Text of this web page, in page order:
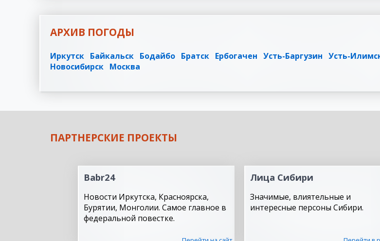
АРХИВ ПОГОДЫ
Иркутск Байкальск Бодайбо Братск Ербогачен Усть-Баргузин Усть-
Новосибирск Москва
ПАРТНЕРСКИЕ ПРОЕКТЫ
Babr24
Новости Иркутска, Красноярска,
Бурятии, Монголии. Самое главное в
федеральной повестке.
Лица Сибири
Значимые, влиятельные и
интересные персоны Сибири.